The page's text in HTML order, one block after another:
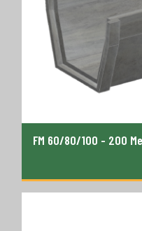
FM 60/80/100 - 200